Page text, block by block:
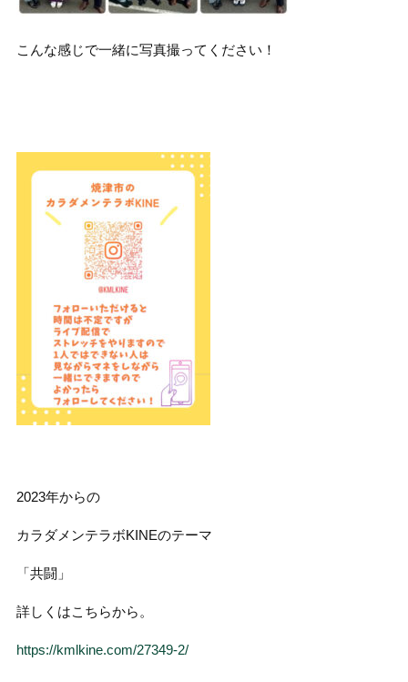
こんな感じで一緒に写真撮ってください！
2023年からの
カラダメンテラボKINEのテーマ
「共闘」
詳しくはこちらから。
https://kmlkine.com/27349-2/